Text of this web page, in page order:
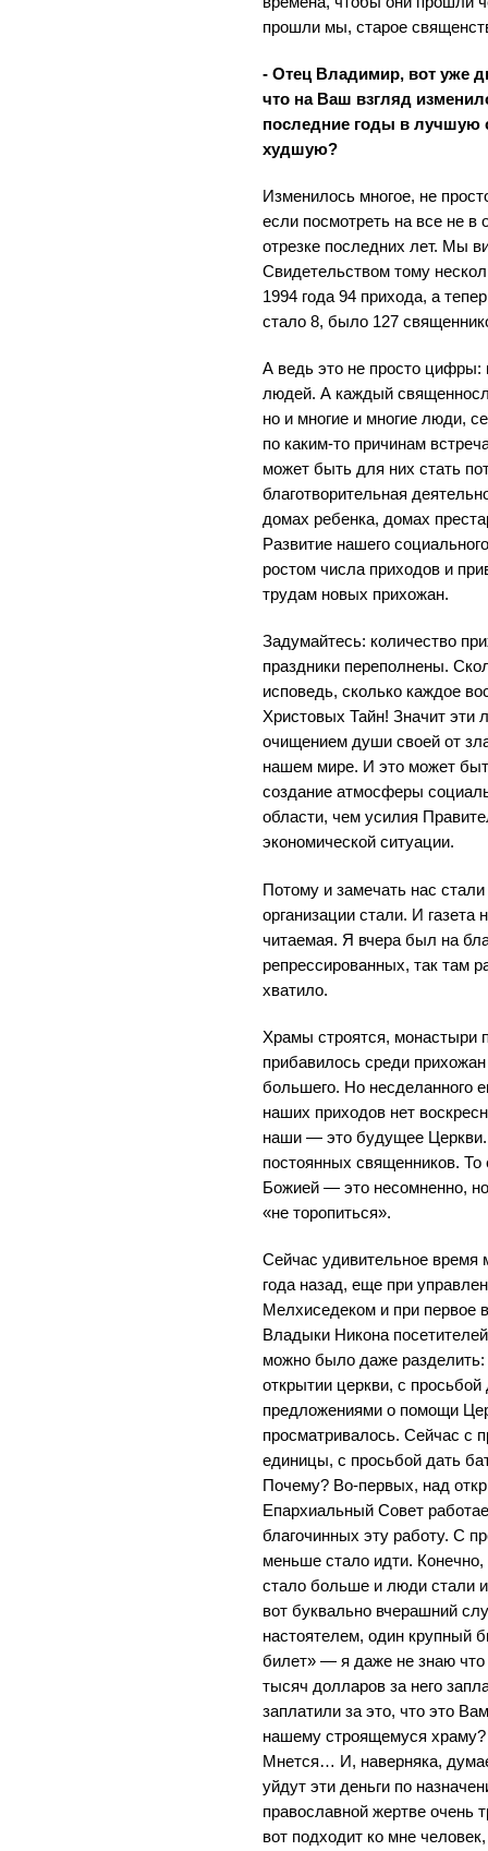
прошли мы, старое
- Отец Владимир, вот уже
что на Ваш взгляд
последние годы в лучшую
худшую?
Изменилось многое, не
если посмотреть на все не в
отрезке последних лет. Мы
Свидетельством тому
1994 года 94 прихода, а
стало 8, было 127
А ведь это не просто цифры:
людей. А каждый
но и многие и многие люди,
по каким-то причинам
может быть для них стать
благотворительная
домах ребенка, домах
Развитие нашего
ростом числа приходов и
трудам новых прихожан.
Задумайтесь: количество
праздники переполнены.
исповедь, сколько каждое
Христовых Тайн! Значит эти
очищением души своей от
нашем мире. И это может
создание атмосферы
области, чем усилия
экономической ситуации.
Потому и замечать нас
организации стали. И газета
читаемая. Я вчера был на
репрессированных, так там
хватило.
Храмы строятся, монастыри
прибавилось среди
большего. Но несделанного
наших приходов нет
наши — это будущее
постоянных священников.
Божией — это несомненно,
«не торопиться».
Сейчас удивительное
года назад, еще при
Мелхиседеком и при первое
Владыки Никона
можно было даже
открытии церкви, с
предложениями о помощи
просматривалось. Сейчас с
единицы, с просьбой дать
Почему? Во-первых, над
Епархиальный Совет
благочинных эту работу. С
меньше стало идти.
стало больше и люди стали
вот буквально вчерашний
настоятелем, один крупный
билет» — я даже не знаю что
тысяч долларов за него
заплатили за это, что это
нашему строящемуся
Мнется… И, наверняка,
уйдут эти деньги по
православной жертве очень
вот подходит ко мне